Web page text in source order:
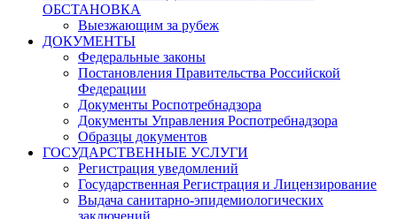
ОБСТАНОВКА
Выезжающим за рубеж
ДОКУМЕНТЫ
Федеральные законы
Постановления Правительства Российской
Федерации
Документы Роспотребнадзора
Документы Управления Роспотребнадзора
Образцы документов
ГОСУДАРСТВЕННЫЕ УСЛУГИ
Регистрация уведомлений
Государственная Регистрация и Лицензирование
Выдача санитарно-эпидемиологических
заключений